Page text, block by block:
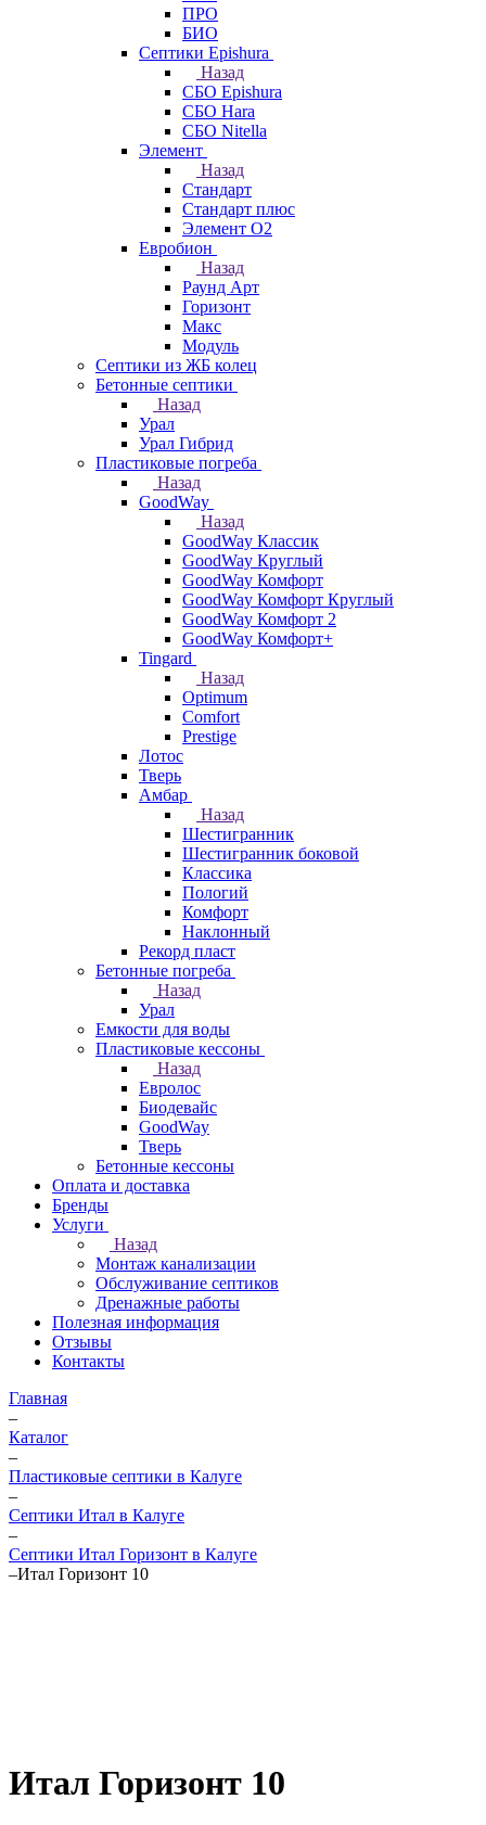
ПРО
БИО
Септики Epishura
Назад
СБО Epishura
СБО Hara
СБО Nitella
Элемент
Назад
Стандарт
Стандарт плюс
Элемент О2
Евробион
Назад
Раунд Арт
Горизонт
Макс
Модуль
Септики из ЖБ колец
Бетонные септики
Назад
Урал
Урал Гибрид
Пластиковые погреба
Назад
GoodWay
Назад
GoodWay Классик
GoodWay Круглый
GoodWay Комфорт
GoodWay Комфорт Круглый
GoodWay Комфорт 2
GoodWay Комфорт+
Tingard
Назад
Optimum
Comfort
Prestige
Лотос
Тверь
Амбар
Назад
Шестигранник
Шестигранник боковой
Классика
Пологий
Комфорт
Наклонный
Рекорд пласт
Бетонные погреба
Назад
Урал
Емкости для воды
Пластиковые кессоны
Назад
Евролос
Биодевайс
GoodWay
Тверь
Бетонные кессоны
Оплата и доставка
Бренды
Услуги
Назад
Монтаж канализации
Обслуживание септиков
Дренажные работы
Полезная информация
Отзывы
Контакты
Главная
–
Каталог
–
Пластиковые септики в Калуге
–
Септики Итал в Калуге
–
Септики Итал Горизонт в Калуге
–Итал Горизонт 10
Итал Горизонт 10